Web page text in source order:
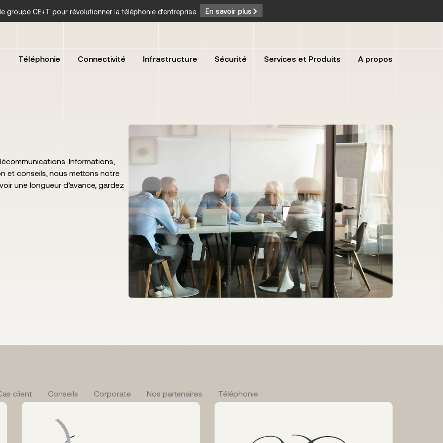
groupe CE+T pour révolutionner la téléphonie d’entreprise. En savoir plus
Téléphonie Connectivité Infrastructure Sécurité Services et Produits A propos
Informations,
et conseils, nous mettons notre
une longueur d’avance, gardez
client Conseils Corporate Nos partenaires Téléphonie